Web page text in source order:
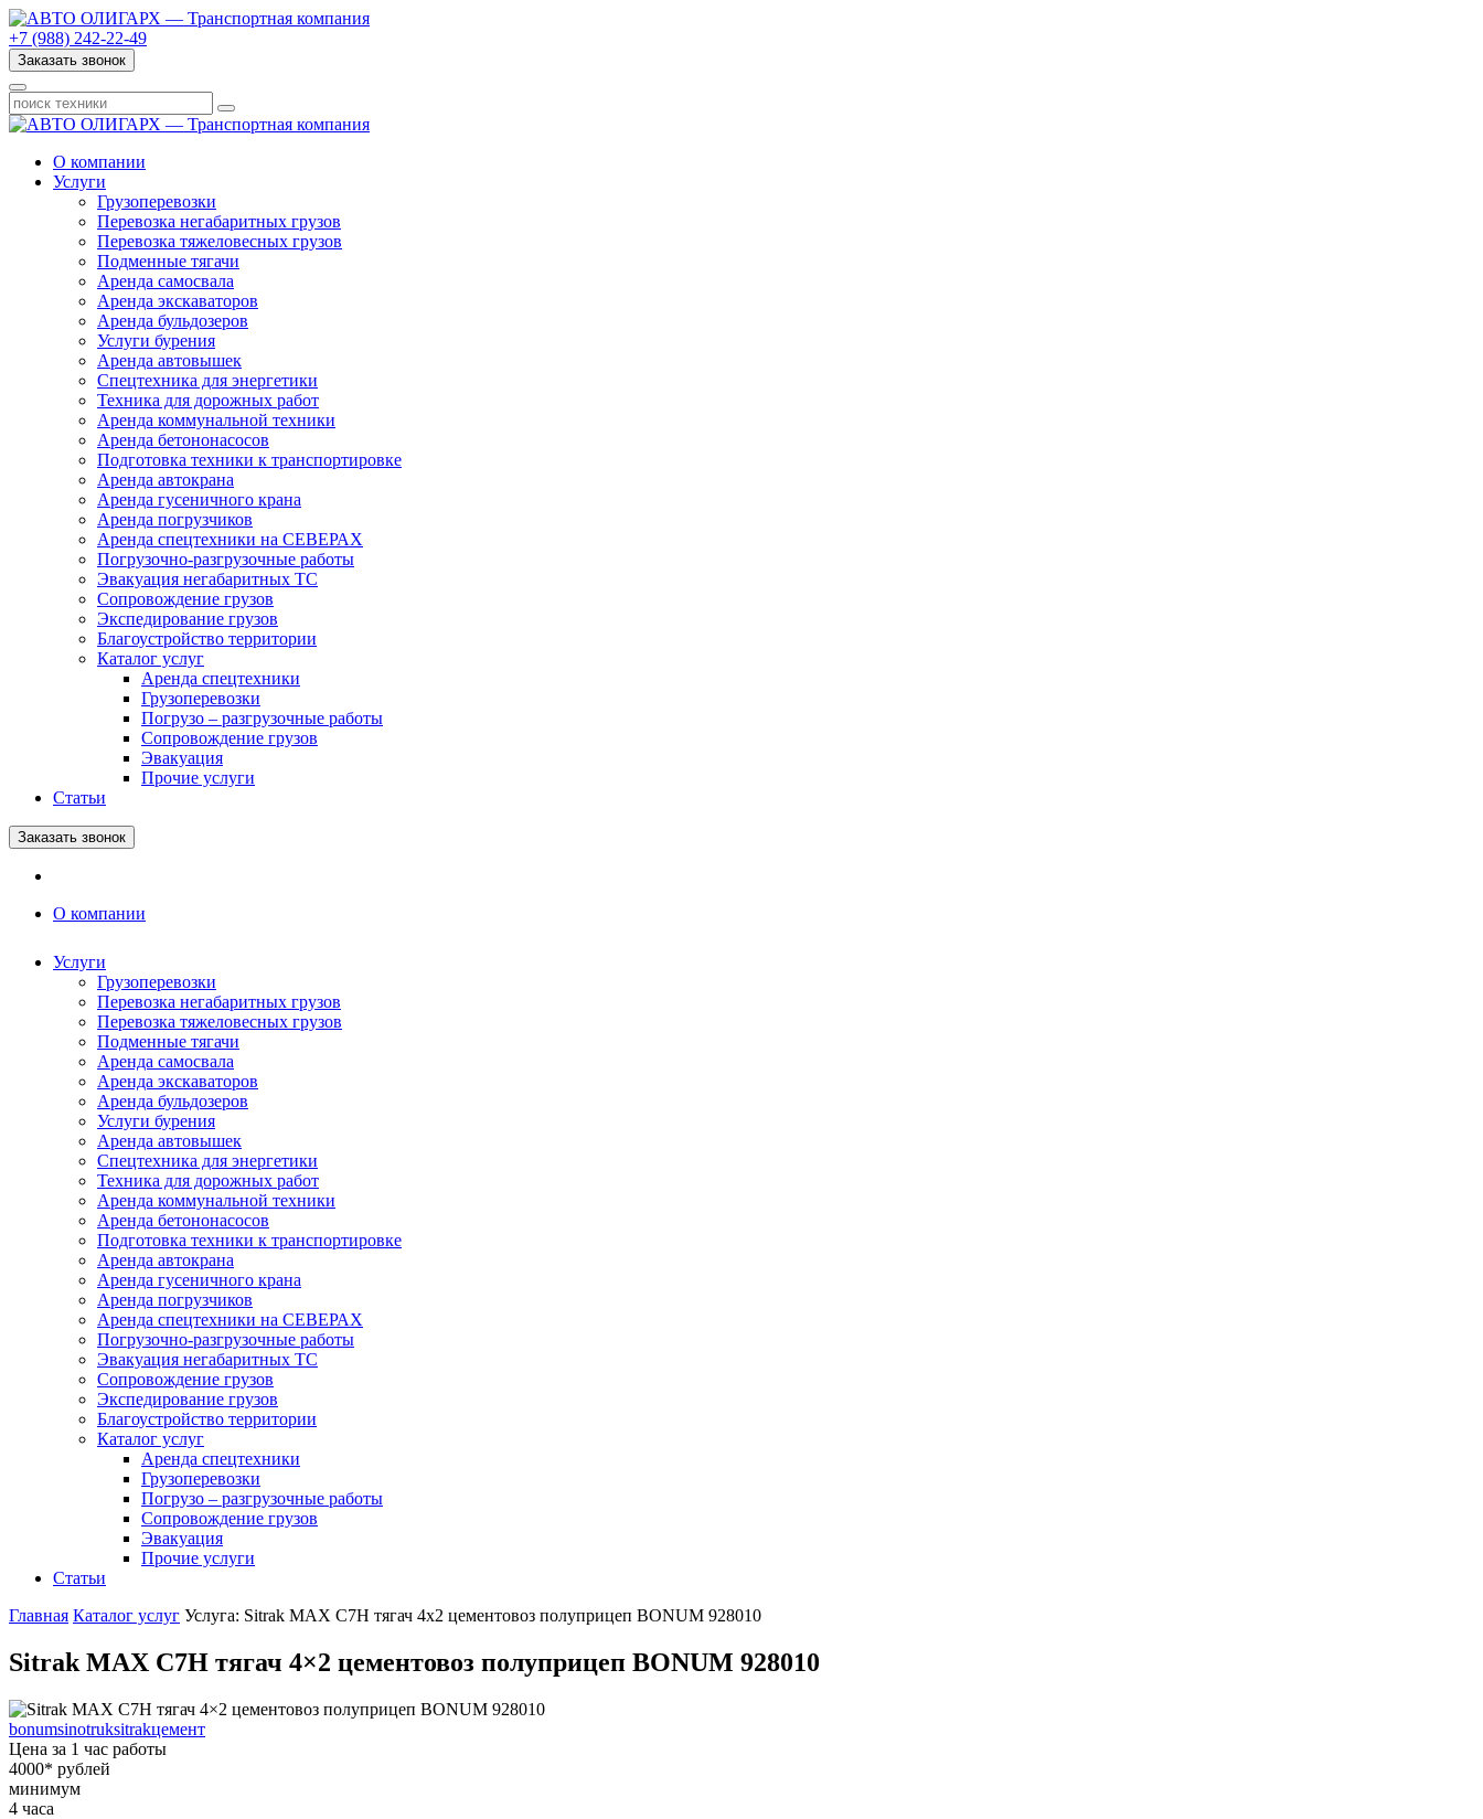
+7 (988) 242-22-49
Заказать звонок
О компании
Услуги
Грузоперевозки
Перевозка негабаритных грузов
Перевозка тяжеловесных грузов
Подменные тягачи
Аренда самосвала
Аренда экскаваторов
Аренда бульдозеров
Услуги бурения
Аренда автовышек
Спецтехника для энергетики
Техника для дорожных работ
Аренда коммунальной техники
Аренда бетононасосов
Подготовка техники к транспортировке
Аренда автокрана
Аренда гусеничного крана
Аренда погрузчиков
Аренда спецтехники на СЕВЕРАХ
Погрузочно-разгрузочные работы
Эвакуация негабаритных ТС
Сопровождение грузов
Экспедирование грузов
Благоустройство территории
Каталог услуг
Аренда спецтехники
Грузоперевозки
Погрузо – разгрузочные работы
Сопровождение грузов
Эвакуация
Прочие услуги
Статьи
Заказать звонок
О компании
Услуги
Грузоперевозки
Перевозка негабаритных грузов
Перевозка тяжеловесных грузов
Подменные тягачи
Аренда самосвала
Аренда экскаваторов
Аренда бульдозеров
Услуги бурения
Аренда автовышек
Спецтехника для энергетики
Техника для дорожных работ
Аренда коммунальной техники
Аренда бетононасосов
Подготовка техники к транспортировке
Аренда автокрана
Аренда гусеничного крана
Аренда погрузчиков
Аренда спецтехники на СЕВЕРАХ
Погрузочно-разгрузочные работы
Эвакуация негабаритных ТС
Сопровождение грузов
Экспедирование грузов
Благоустройство территории
Каталог услуг
Аренда спецтехники
Грузоперевозки
Погрузо – разгрузочные работы
Сопровождение грузов
Эвакуация
Прочие услуги
Статьи
Главная Каталог услуг Услуга: Sitrak MAX C7H тягач 4x2 цементовоз полуприцеп BONUM 928010
Sitrak MAX C7H тягач 4×2 цементовоз полуприцеп BONUM 928010
bonumsinotruksitrakцемент
Цена за 1 час работы
4000* рублей
минимум
4 часа